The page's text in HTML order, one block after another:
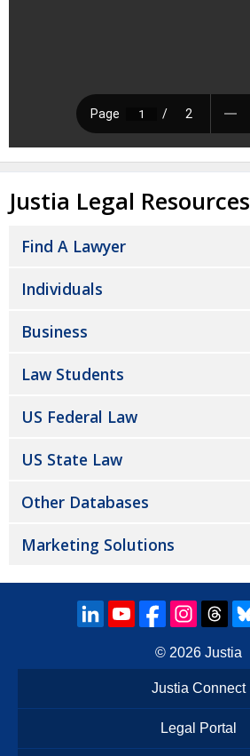
Justia Legal Resources
Find A Lawyer
Individuals
Business
Law Students
US Federal Law
US State Law
Other Databases
Marketing Solutions
© 2026 Justia
Justia Connect
Legal Portal